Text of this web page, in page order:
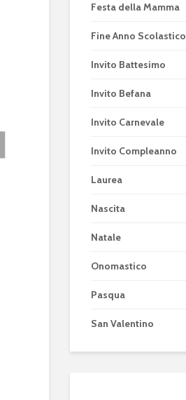
Festa della Mamma
Fine Anno Scolastico
Invito Battesimo
Invito Befana
Invito Carnevale
Invito Compleanno
Laurea
Nascita
Natale
Onomastico
Pasqua
San Valentino